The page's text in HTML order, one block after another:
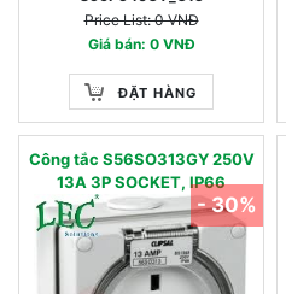
Price List: 0 VNĐ
Giá bán: 0 VNĐ
ĐẶT HÀNG
Công tắc S56SO313GY 250V
13A 3P SOCKET, IP66
- 30%